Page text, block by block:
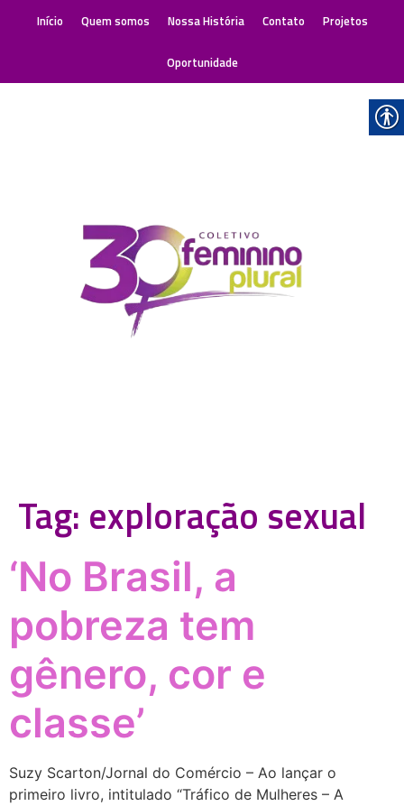
Início Quem somos Nossa História Contato Projetos
Oportunidade
Tag: exploração sexual
‘No Brasil, a
pobreza tem
gênero, cor e
classe’
Suzy Scarton/Jornal do Comércio – Ao lançar o
primeiro livro, intitulado “Tráfico de Mulheres – A